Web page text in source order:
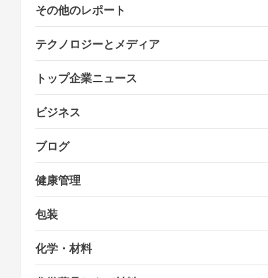
その他のレポート
テクノロジーとメディア
トップ企業ニュース
ビジネス
ブログ
健康管理
包装
化学・材料